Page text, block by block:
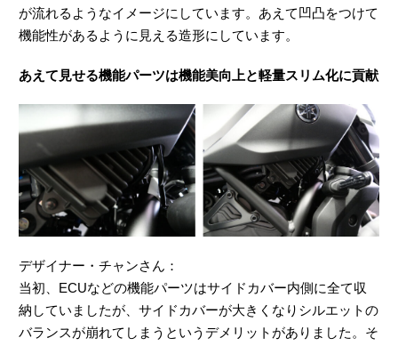
が流れるようなイメージにしています。あえて凹凸をつけて
機能性があるように見える造形にしています。
あえて見せる機能パーツは機能美向上と軽量スリム化に貢献
デザイナー・チャンさん：
当初、ECUなどの機能パーツはサイドカバー内側に全て収
納していましたが、サイドカバーが大きくなりシルエットの
バランスが崩れてしまうというデメリットがありました。そ